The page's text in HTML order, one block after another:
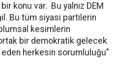
konu var. Bu yalnız DEM
Bu tüm siyasi partilerin
kesimlerin
bir demokratik gelecek
herkesin sorumluluğu"